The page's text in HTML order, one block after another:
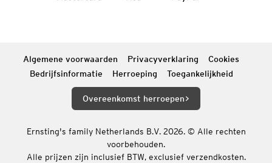
Algemene voorwaarden Privacyverklaring
Cookies
Bedrijfsinformatie
Herroeping Toegankelijkheid
Overeenkomst herroepen
Ernsting's family Netherlands B.V. 2026. © Alle rechten
voorbehouden.
Alle prijzen zijn inclusief BTW, exclusief verzendkosten.